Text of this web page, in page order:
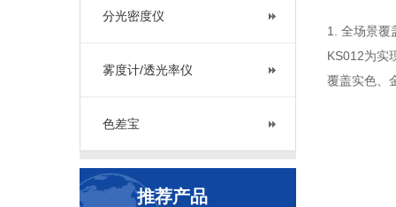
分光密度仪
雾度计/透光率仪
色差宝
推荐产品
1. 全场景覆
KS012为实
覆盖实色、